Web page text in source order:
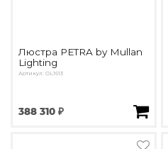
Люстра PETRA by Mullan
Lighting
Артикул: OL1613
388 310 ₽